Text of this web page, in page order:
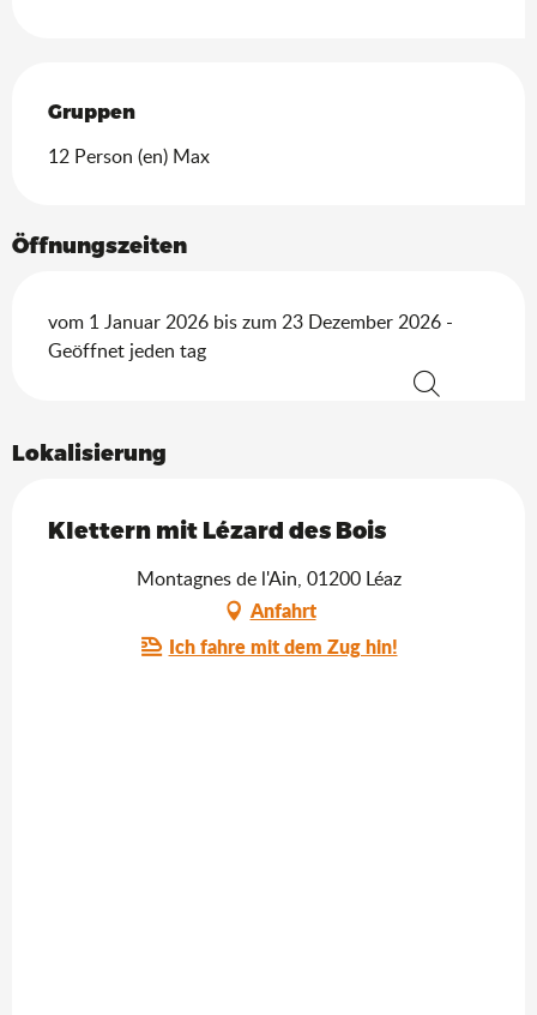
Gruppen
Gruppen
12 Person (en) Max
Öffnungszeiten
vom 1 Januar 2026 bis zum 23 Dezember 2026 -
Geöffnet jeden tag
Lokalisierung
Klettern mit Lézard des Bois
Montagnes de l'Ain, 01200 Léaz
Anfahrt
Ich fahre mit dem Zug hin!